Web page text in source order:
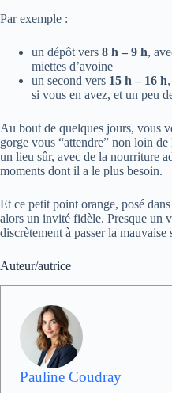
Par exemple :
un dépôt vers 8 h – 9 h,
miettes d’avoine
un second vers 15 h – 16 h
si vous en avez, et un peu
Au bout de quelques jours, vous
gorge vous “attendre” non loin
un lieu sûr, avec de la nourriture
moments dont il a le plus besoin.
Et ce petit point orange, posé
alors un invité fidèle. Presque un
discrètement à passer la mauvaise
Auteur/autrice
Pauline Coudray